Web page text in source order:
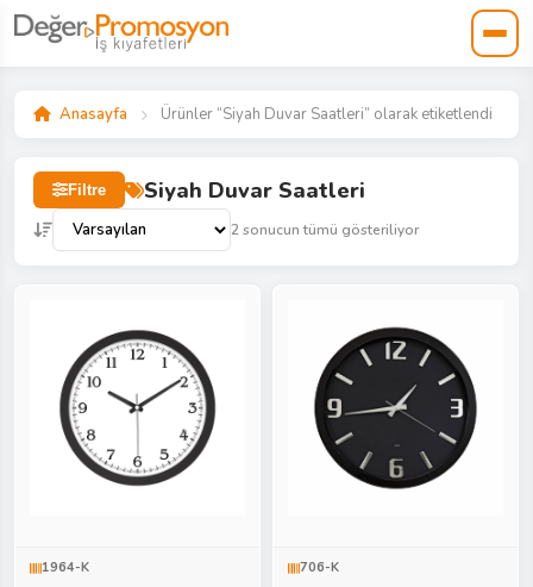
Anasayfa Ürünler “Siyah Duvar Saatleri” olarak etiketlendi
Filtre Siyah Duvar Saatleri
2 sonucun tümü gösteriliyor
1964-K 706-K